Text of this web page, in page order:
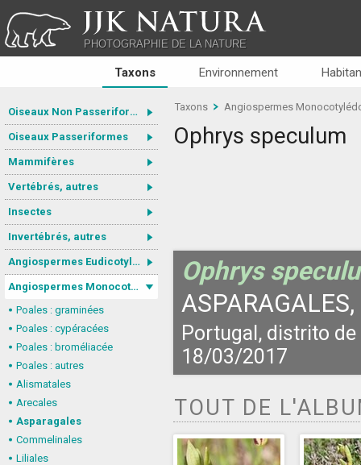
JJK NATURA
PHOTOGRAPHIE DE LA NATURE
Taxons Environnement
Oiseaux Non Passeriformes
Oiseaux Passeriformes
Mammifères
Vertébrés, autres
Insectes
Invertébrés, autres
Angiospermes Eudicotylédones
Angiospermes Monocotylédones
Poales : graminées
Poales : cypéracées
Poales : broméliacée
Poales : autres
Alismatales
Arecales
Asparagales
Commelinales
Liliales
Taxons Angiospermes
Ophrys speculum
Ophrys
ASPARAGALES,
Portugal, distrito de
18/03/2017
TOUT DE